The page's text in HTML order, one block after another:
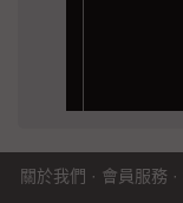
關於我們 · 會員服務 ·